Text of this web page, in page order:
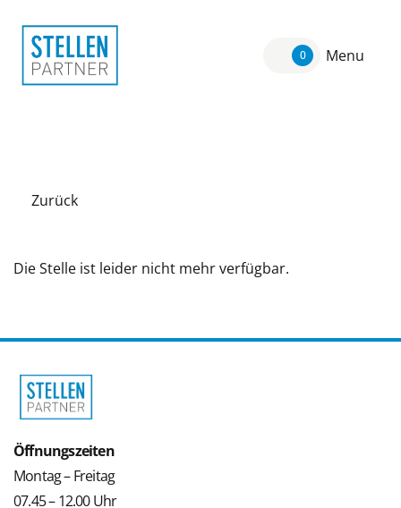
0 Menu
Zurück
Die Stelle ist leider nicht mehr verfügbar.
Öffnungszeiten
Montag – Freitag
07.45 – 12.00 Uhr